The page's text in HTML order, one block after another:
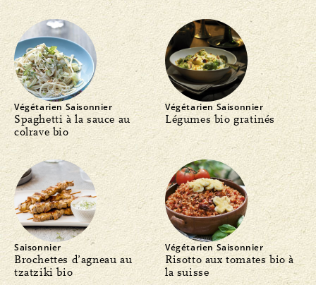
Végétarien Saisonnier
Spaghetti à la sauce au
colrave bio
Végétarien Saisonnier
Légumes bio gratinés
Saisonnier
Brochettes d’agneau au
tzatziki bio
Végétarien Saisonnier
Risotto aux tomates bio à
la suisse